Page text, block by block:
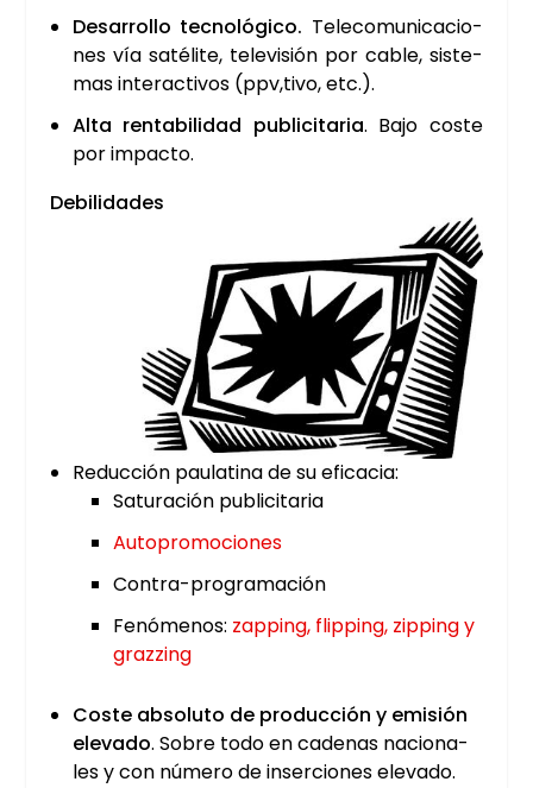
Desa­rro­llo tec­no­ló­gi­co. Tele­co­mu­ni­ca­cio­
nes vía saté­li­te, tele­vi­sión por cable, sis­te­
mas inter­ac­ti­vos (ppv,tivo, etc.).
Alta ren­ta­bi­li­dad publi­ci­ta­ria. Bajo cos­te
por impac­to.
Debi­li­da­des
Reduc­ción pau­la­ti­na de su efi­ca­cia:
Satu­ra­ción publi­ci­ta­ria
Auto­pro­mo­cio­nes
Con­tra-pro­gra­ma­ción
Fenó­me­nos: zap­ping, flip­ping, zip­ping y
graz­zing
Cos­te abso­lu­to de pro­duc­ción y emi­sión
ele­va­do. Sobre todo en cade­nas nacio­na­
les y con núme­ro de inser­cio­nes ele­va­do.